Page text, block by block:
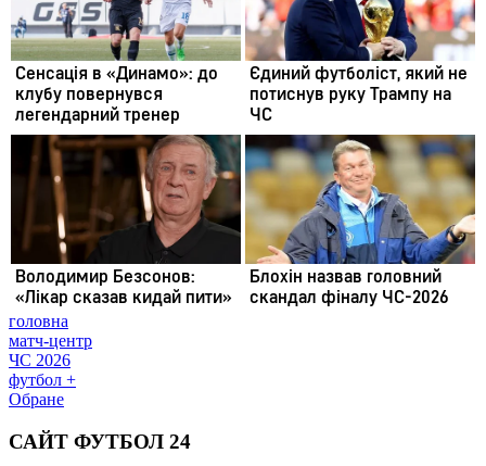
головна
матч-центр
ЧС 2026
футбол +
Обране
САЙТ ФУТБОЛ 24